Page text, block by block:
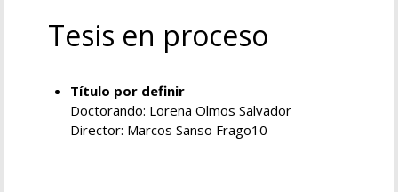
Tesis en proceso
Título por definir
Doctorando: Lorena Olmos Salvador
Director: Marcos Sanso Frago10